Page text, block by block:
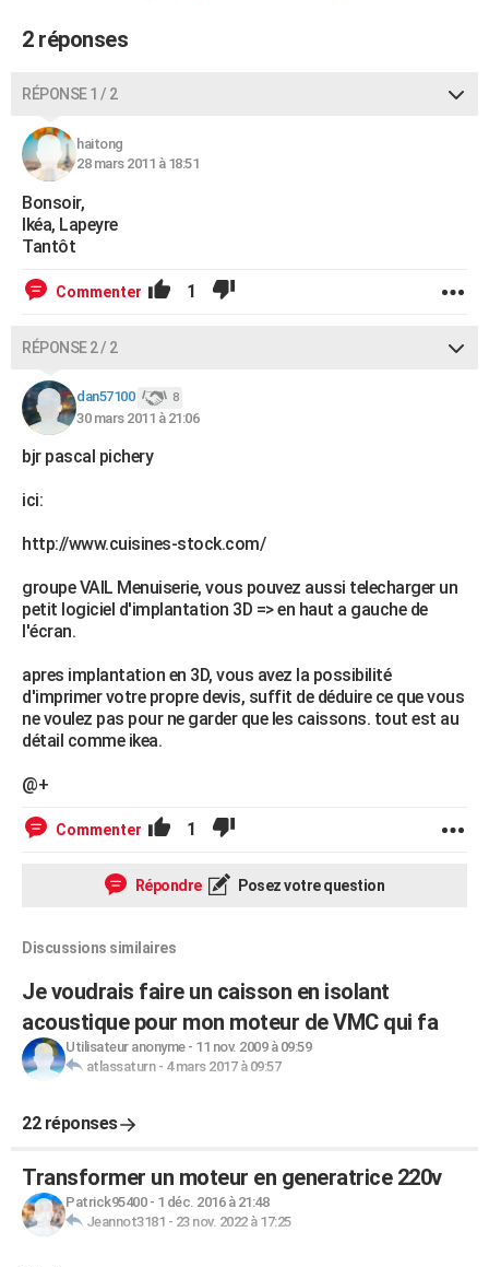
COPAINS D'AVANT
FORUM
Bricolage
Lifestyle
Culture
Sport
Auto
Television
Voyage
Cinema
2 réponses
RÉPONSE 1 / 2
haitong
28 mars 2011 à 18:51
Bonsoir,
Ikéa, Lapeyre
Tantôt
Commenter 1
RÉPONSE 2 / 2
dan57100 8
30 mars 2011 à 21:06
bjr pascal pichery
ici:
http://www.cuisines-stock.com/
groupe VAIL Menuiserie, vous pouvez aussi telecharger un
petit logiciel d'implantation 3D => en haut a gauche de
l'écran.
apres implantation en 3D, vous avez la possibilité
d'imprimer votre propre devis, suffit de déduire ce que vous
ne voulez pas pour ne garder que les caissons. tout est au
détail comme ikea.
@+
Commenter 1
Répondre Posez votre question
Discussions similaires
Je voudrais faire un caisson en isolant
acoustique pour mon moteur de VMC qui fa
Utilisateur anonyme- 11 nov. 2009 à 09:59
atlassaturn- 4 mars 2017 à 09:57
22 réponses
Transformer un moteur en generatrice 220v
Patrick95400- 1 déc. 2016 à 21:48
Jeannot3181 - 23 nov. 2022 à 17:25